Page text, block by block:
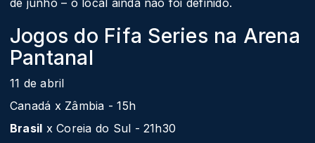
de junho – o local ainda não foi definido.
Jogos do Fifa Series na Arena
Pantanal
11 de abril
Canadá x Zâmbia - 15h
Brasil x Coreia do Sul - 21h30